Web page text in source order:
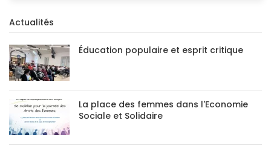
Actualités
Éducation populaire et esprit critique
La place des femmes dans l'Economie
Sociale et Solidaire